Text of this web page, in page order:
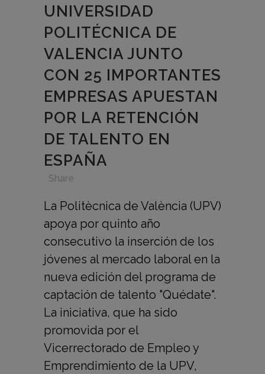
UNIVERSIDAD
POLITÉCNICA DE
VALENCIA JUNTO
CON 25 IMPORTANTES
EMPRESAS APUESTAN
POR LA RETENCIÓN
DE TALENTO EN
ESPAÑA
Share
La Politècnica de València (UPV)
apoya por quinto año
consecutivo la inserción de los
jóvenes al mercado laboral en la
nueva edición del programa de
captación de talento "Quédate".
La iniciativa, que ha sido
promovida por el
Vicerrectorado de Empleo y
Emprendimiento de la UPV,